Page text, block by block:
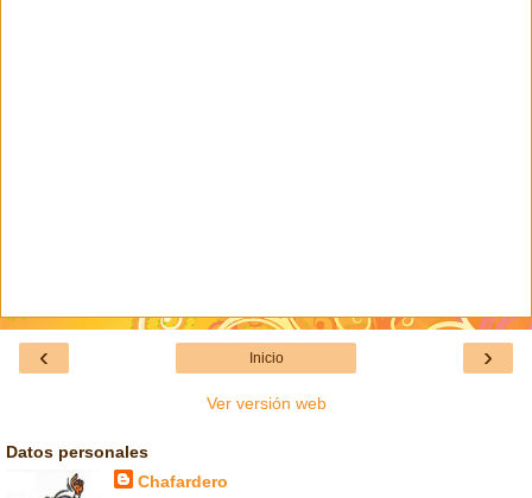
‹ ›
Inicio
Ver versión web
Datos personales
Chafardero